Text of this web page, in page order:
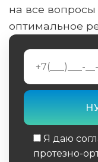
на все
оптимальное
Я даю
протезно-